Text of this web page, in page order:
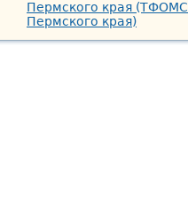
Пермского края (ТФОМС
Пермского края)